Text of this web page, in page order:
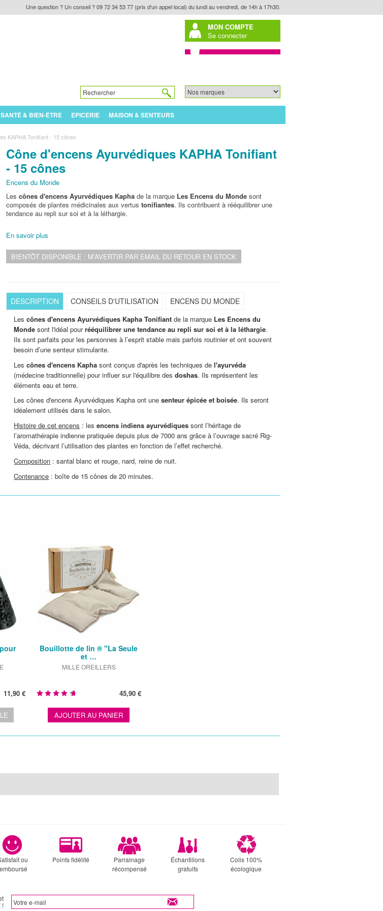
Une question ? Un conseil ? 09 72 34 53 77 (prix d'un appel local) du lundi au vendredi, de 14h à 17h30.
MON COMPTE
Se connecter
SANTÉ & BIEN-ÊTRE EPICERIE MAISON & SENTEURS
KAPHA Tonifiant - 15 cônes
Cône d'encens Ayurvédiques KAPHA Tonifiant
- 15 cônes
Encens du Monde
Lescônes d'encens Ayurvédiques Kapha de la marque Les Encens du Monde sont
composés de plantes médicinales aux vertustonifiantes. Ils contribuent à rééquilibrer une
tendance au repli sur soi et à la léthargie.
En savoir plus
BIENTÔT DISPONIBLE : M’AVERTIR PAR EMAIL DU RETOUR EN STOCK
DESCRIPTION CONSEILS D'UTILISATION ENCENS DU MONDE
Lescônes d'encens Ayurvédiques Kapha Tonifiant de la marque Les Encens du
Monde sont l'idéal pourrééquilibrer une tendance au repli sur soi et à la léthargie.
Ils sont parfaits pour les personnes à l’esprit stable mais parfois routinier et ont souvent
besoin d’une senteur stimulante.
Lescônes d'encens Kapha sont conçus d'après les techniques del'ayurvéda
(médecine traditionnelle) pour influer sur l'équilibre desdoshas. Ils représentent les
éléments eau et terre.
Les cônes d'encens Ayurvédiques Kapha ont unesenteur épicée et boisée. Ils seront
idéalement utilisés dans le salon.
Histoire de cet encens : lesencens indiens ayurvédiques sont l’héritage de
l’aromathérapie indienne pratiquée depuis plus de 7000 ans grâce à l’ouvrage sacré Rig-
Véda, décrivant l’utilisation des plantes en fonction de l’effet recherché.
Composition : santal blanc et rouge, nard, reine de nuit.
Contenance : boîte de 15 cônes de 20 minutes.
11,90 €
Bouillotte de lin ® "La Seule
et …
MILLE OREILLERS
45,90 €
AJOUTER AU PANIER
ou
Points fidélité
Parrainage
récompensé
Échantillons
gratuits
Colis 100%
écologique
!